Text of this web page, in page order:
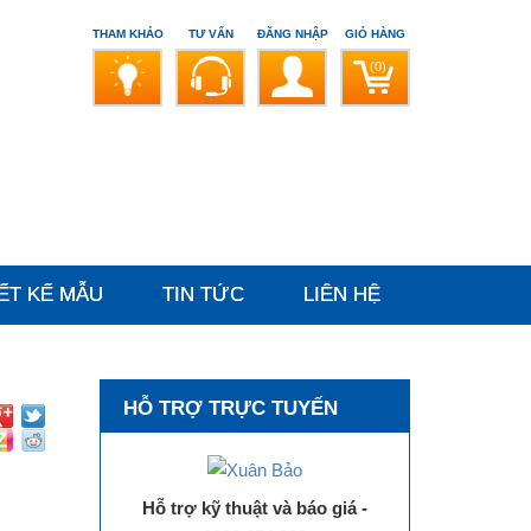
THAM KHẢO TƯ VẤN ĐĂNG NHẬP GIỎ HÀNG
(0)
KẾ MẪU TIN TỨC LIÊN HỆ
HỖ TRỢ TRỰC TUYẾN
Hỗ trợ kỹ thuật và báo giá -